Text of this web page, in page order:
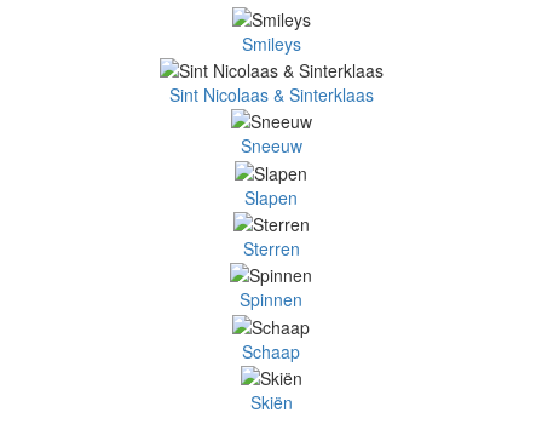
Smileys
Sint Nicolaas & Sinterklaas
Sneeuw
Slapen
Sterren
Spinnen
Schaap
Skiën